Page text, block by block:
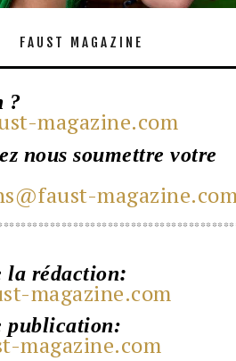
FAUST MAGAZINE
?
magazine.com
nous soumettre votre
la rédaction:
magazine.com
publication:
magazine.com